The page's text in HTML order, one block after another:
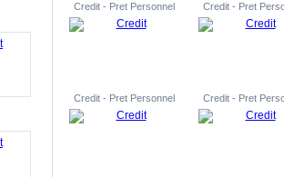
Credit - Pret Personnel Credit - Pret
Credit - Pret Personnel Credit - Pret